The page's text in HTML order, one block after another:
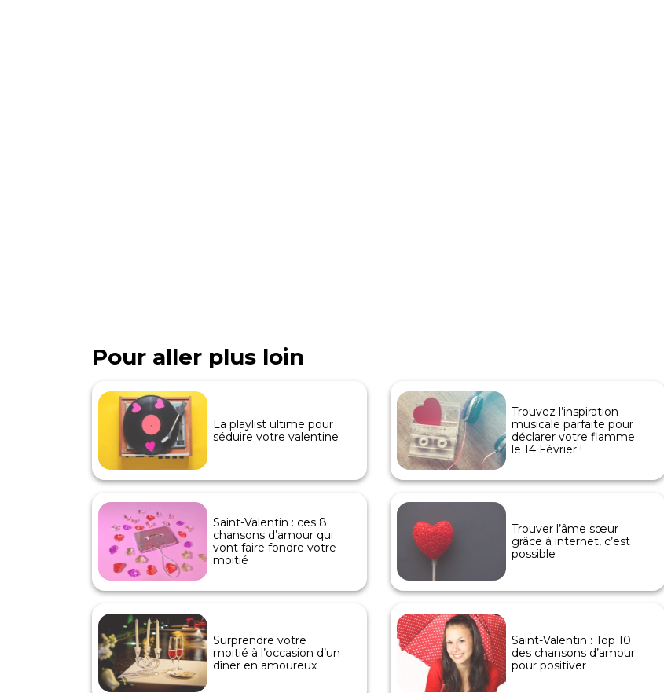
Pour aller plus loin
La playlist ultime pour
séduire votre valentine
Trouvez l’inspiration
musicale parfaite pour
déclarer votre flamme
le 14 Février !
Saint-Valentin : ces 8
chansons d’amour qui
vont faire fondre votre
moitié
Trouver l’âme sœur
grâce à internet, c’est
possible
Surprendre votre
moitié à l’occasion d’un
dîner en amoureux
Saint-Valentin : Top 10
des chansons d’amour
pour positiver